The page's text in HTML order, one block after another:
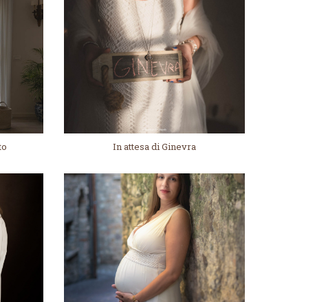
In attesa di Ginevra